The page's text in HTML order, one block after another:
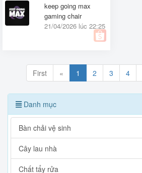
keep going max
gaming chair
21/04/2026 lúc 22:25
First « 1 2 3 4
Danh mục
Bàn chải vệ sinh
Cây lau nhà
Chất tẩy rửa